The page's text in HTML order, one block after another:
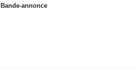
Bande-annonce